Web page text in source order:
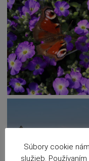
Pracovné ponuky
Súbory cookie
služieb.